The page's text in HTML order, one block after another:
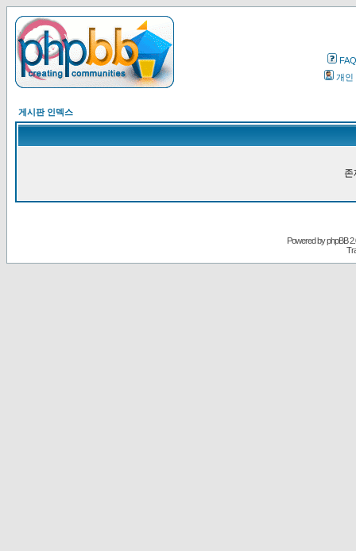
FAQ
개인
게시판 인덱스
존
Powered byphpBB